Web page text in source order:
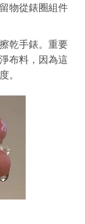
物從錶圈組件
乾手錶。重要
布料，因為這
。